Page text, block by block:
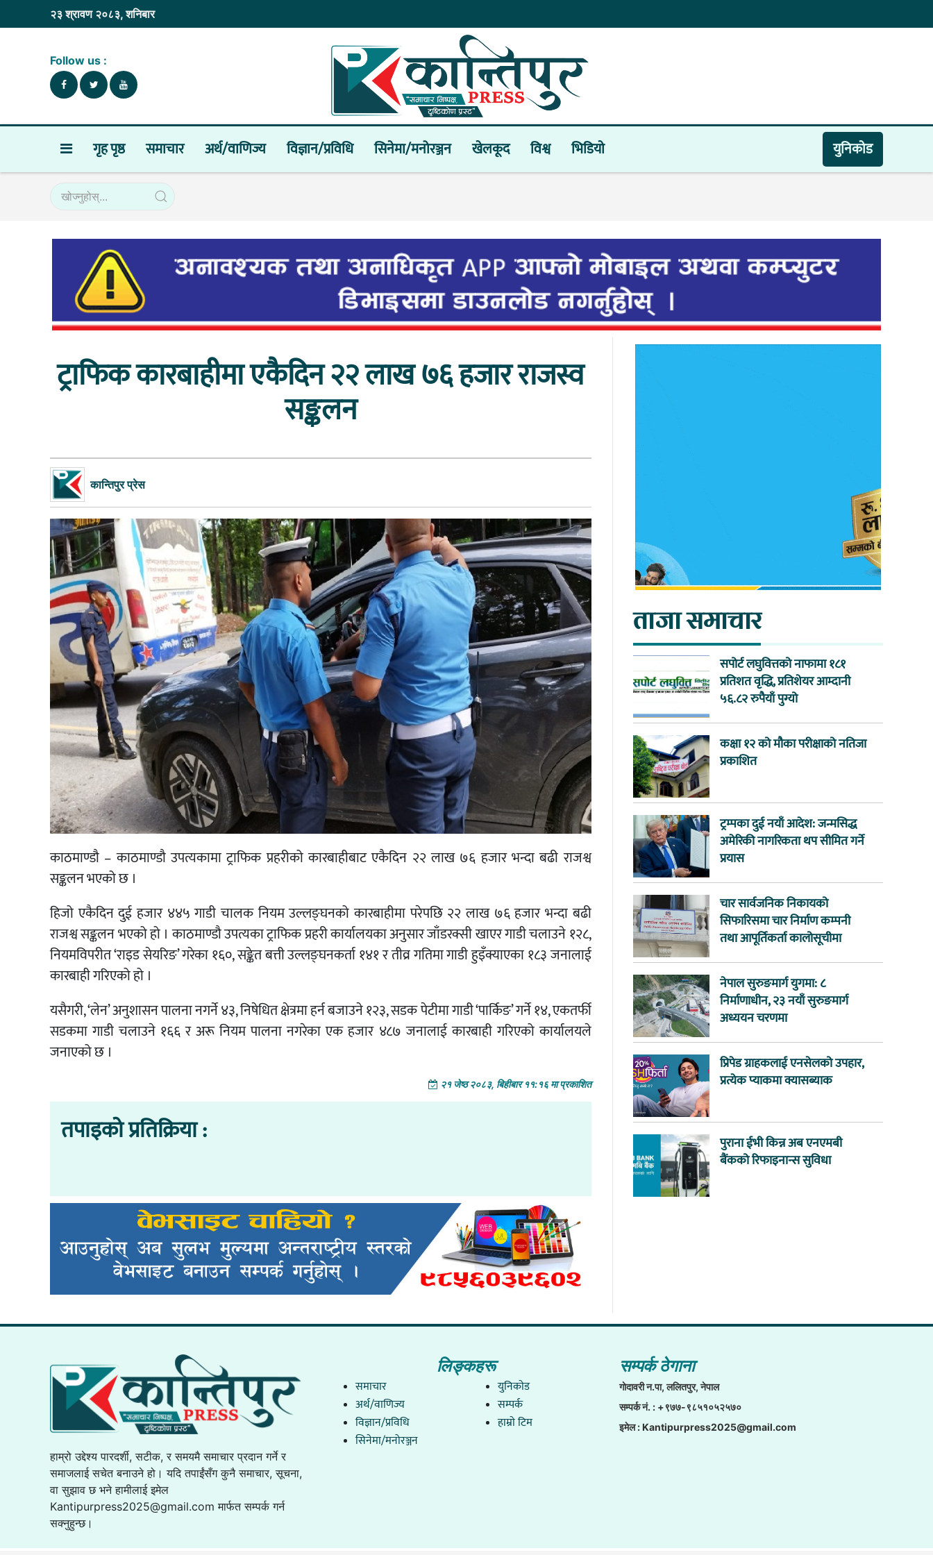
२३ श्रावण २०८३, शनिबार
Follow us :
गृह पृष्ठ समाचार अर्थ/वाणिज्य विज्ञान/प्रविधि सिनेमा/मनोरञ्जन खेलकूद विश्व भिडियाे युनिकाेड
ट्राफिक कारबाहीमा एकैदिन २२ लाख ७६ हजार राजस्व
सङ्कलन
कान्तिपुर प्रेस
काठमाण्डौ – काठमाण्डौ उपत्यकामा ट्राफिक प्रहरीको कारबाहीबाट एकैदिन २२ लाख ७६ हजार भन्दा बढी राजश्व
सङ्कलन भएको छ ।
हिजो एकैदिन दुई हजार ४४५ गाडी चालक नियम उल्लङ्घनको कारबाहीमा परेपछि २२ लाख ७६ हजार भन्दा बढी
राजश्व सङ्कलन भएको हो । काठमाण्डौ उपत्यका ट्राफिक प्रहरी कार्यालयका अनुसार जाँडरक्सी खाएर गाडी चलाउने १२८,
नियमविपरीत ‘राइड सेयरिङ’ गरेका १६०, सङ्केत बत्ती उल्लङ्घनकर्ता १४१ र तीव्र गतिमा गाडी हुइँक्याएका १८३ जनालाई
कारबाही गरिएको हो ।
यसैगरी, ‘लेन’ अनुशासन पालना नगर्ने ४३, निषेधित क्षेत्रमा हर्न बजाउने १२३, सडक पेटीमा गाडी ‘पार्किङ’ गर्ने १४, एकतर्फी
सडकमा गाडी चलाउने १६६ र अरू नियम पालना नगरेका एक हजार ४८७ जनालाई कारबाही गरिएको कार्यालयले
जनाएको छ ।
२१ जेष्ठ २०८३, बिहीबार ११:१६ मा प्रकाशित
तपाइको प्रतिक्रिया :
ताजा समाचार
सपोर्ट लघुवित्तको नाफामा १८१
प्रतिशत वृद्धि, प्रतिशेयर आम्दानी
५६.८२ रुपैयाँ पुग्यो
कक्षा १२ को मौका परीक्षाको नतिजा
प्रकाशित
ट्रम्पका दुई नयाँ आदेश: जन्मसिद्ध
अमेरिकी नागरिकता थप सीमित गर्ने
प्रयास
चार सार्वजनिक निकायको
सिफारिसमा चार निर्माण कम्पनी
तथा आपूर्तिकर्ता कालोसूचीमा
नेपाल सुरुङमार्ग युगमा: ८
निर्माणाधीन, २३ नयाँ सुरुङमार्ग
अध्ययन चरणमा
प्रिपेड ग्राहकलाई एनसेलको उपहार,
प्रत्येक प्याकमा क्यासब्याक
पुराना ईभी किन्न अब एनएमबी
बैंकको रिफाइनान्स सुविधा
हाम्रो उद्देश्य पारदर्शी, सटीक, र समयमै समाचार प्रदान गर्ने र
समाजलाई सचेत बनाउने हो। यदि तपाईंसँग कुनै समाचार, सूचना,
वा सुझाव छ भने हामीलाई इमेल
Kantipurpress2025@gmail.com मार्फत सम्पर्क गर्न
सक्नुहुन्छ।
लिङ्कहरू
समाचार
अर्थ/वाणिज्य
विज्ञान/प्रविधि
सिनेमा/मनोरञ्जन
युनिकाेड
सम्पर्क
हाम्राे टिम
सम्पर्क ठेगाना
गाेदावरी न.पा, ललितपुर, नेपाल
सम्पर्क नं. : +९७७-९८५१०५२५७०
इमेल :Kantipurpress2025@gmail.com